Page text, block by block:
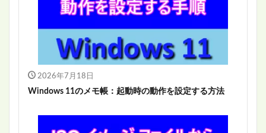
2026年7月18日
Windows 11のメモ帳：起動時の動作を設定する方法